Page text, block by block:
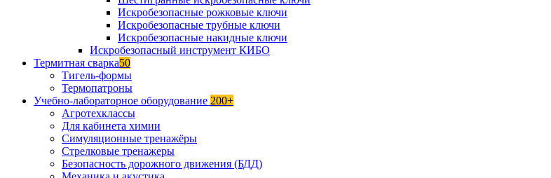
Искробезопасные рожковые ключи
Искробезопасные трубные ключи
Искробезопасные накидные ключи
Искробезопасный инструмент КИБО
Термитная сварка50
Тигель-формы
Термопатроны
Учебно-лабораторное оборудование 200+
Агротехклассы
Для кабинета химии
Симуляционные тренажёры
Стрелковые тренажеры
Безопасность дорожного движения (БДД)